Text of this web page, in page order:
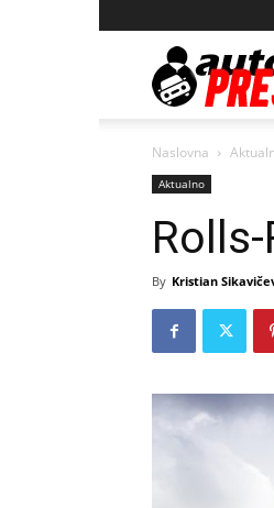
Naslovna
Aktualno
By Kristian